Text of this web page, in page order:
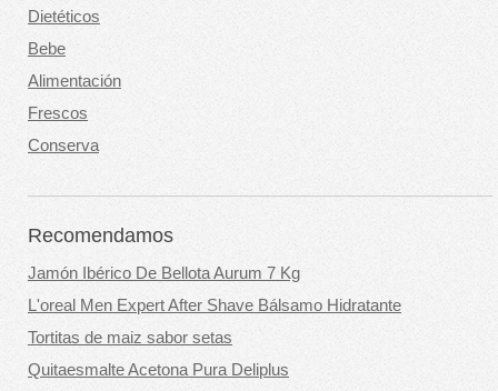
Dietéticos
Bebe
Alimentación
Frescos
Conserva
Recomendamos
Jamón Ibérico De Bellota Aurum 7 Kg
L'oreal Men Expert After Shave Bálsamo Hidratante
Tortitas de maiz sabor setas
Quitaesmalte Acetona Pura Deliplus